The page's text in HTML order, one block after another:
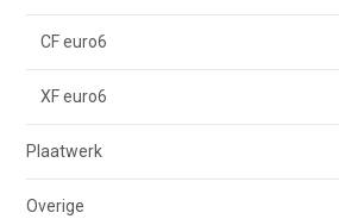
CF euro6
XF euro6
Plaatwerk
Overige